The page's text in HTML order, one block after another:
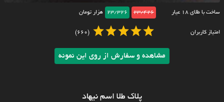
ساخت با طلای ۱۸ عیار 23/426
23/326 هزار تومان
امتیاز کاربران (660)
مشاهده و سفارش از روی این نمونه
پلاک طلا اسم نیهاد